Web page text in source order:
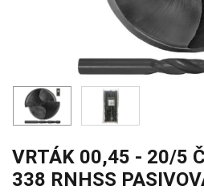
VRTÁK 00,45 - 20/5
338 RNHSS